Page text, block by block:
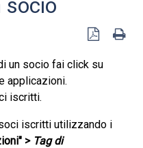
socio
un socio fai click su
applicazioni.
iscritti.
iscritti utilizzando i
> Tag di